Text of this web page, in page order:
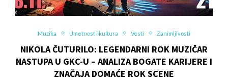
Muzika Umetnost i kultura Vesti Zanimljivosti
NIKOLA ČUTURILO: LEGENDARNI ROK MUZIČAR
NASTUPA U GKC-U – ANALIZA BOGATE KARIJERE I
ZNAČAJA DOMAĆE ROK SCENE